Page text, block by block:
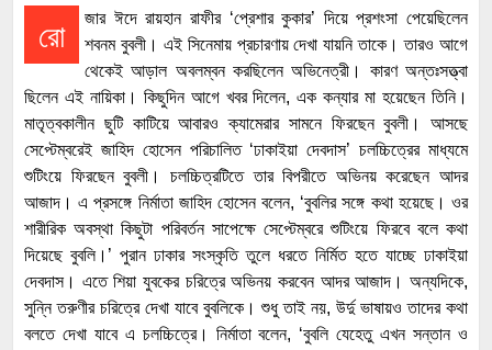
রো
জার ঈদে রায়হান রাফীর ‘প্রেশার কুকার’ দিয়ে প্রশংসা পেয়েছিলেন
শবনম বুবলী। এই সিনেমায় প্রচারণায় দেখা যায়নি তাকে। তারও আগে
থেকেই আড়াল অবলম্বন করছিলেন অভিনেত্রী। কারণ অন্তঃসত্ত্বা
ছিলেন এই নায়িকা। কিছুদিন আগে খবর দিলেন, এক কন্যার মা হয়েছেন তিনি।
মাতৃত্বকালীন ছুটি কাটিয়ে আবারও ক্যামেরার সামনে ফিরছেন বুবলী। আসছে
সেপ্টেম্বরেই জাহিদ হোসেন পরিচালিত ‘ঢাকাইয়া দেবদাস’ চলচ্চিত্রের মাধ্যমে
শুটিংয়ে ফিরছেন বুবলী। চলচ্চিত্রটিতে তার বিপরীতে অভিনয় করেছেন আদর
আজাদ। এ প্রসঙ্গে নির্মাতা জাহিদ হোসেন বলেন, ‘বুবলির সঙ্গে কথা হয়েছে। ওর
শারীরিক অবস্থা কিছুটা পরিবর্তন সাপেক্ষে সেপ্টেম্বরে শুটিংয়ে ফিরবে বলে কথা
দিয়েছে বুবলি।’ পুরান ঢাকার সংস্কৃতি তুলে ধরতে নির্মিত হতে যাচ্ছে ঢাকাইয়া
দেবদাস। এতে শিয়া যুবকের চরিত্রে অভিনয় করবেন আদর আজাদ। অন্যদিকে,
সুন্নি তরুণীর চরিত্রে দেখা যাবে বুবলিকে। শুধু তাই নয়, উর্দু ভাষায়ও তাদের কথা
বলতে দেখা যাবে এ চলচ্চিত্রে। নির্মাতা বলেন, ‘বুবলি যেহেতু এখন সন্তান ও